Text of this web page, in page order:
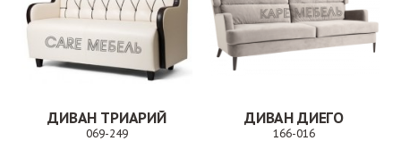
ДИВАН ТРИАРИЙ
069-249
ДИВАН ДИЕГО
166-016